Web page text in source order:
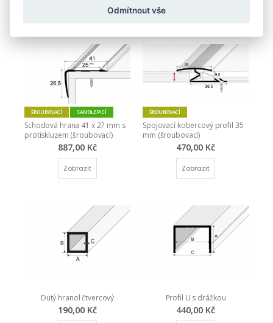
ŠROUBOVACÍ SAMOLEPICÍ
Schodová hrana 41 x 27 mm s
protiskluzem (šroubovací)
887,00 Kč
Zobrazit
ŠROUBOVACÍ
Spojovací kobercový profil 35
mm (šroubovací)
470,00 Kč
Zobrazit
Dutý hranol čtvercový
190,00 Kč
Profil U s drážkou
440,00 Kč
Odmítnout vše